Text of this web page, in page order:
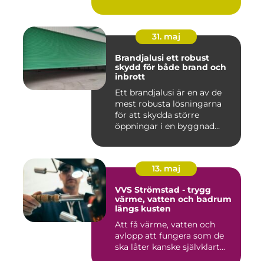
31. maj
Brandjalusi ett robust
skydd för både brand och
inbrott
Ett brandjalusi är en av de
mest robusta lösningarna
för att skydda större
öppningar i en byggnad
13. maj
VVS Strömstad - trygg
värme, vatten och badrum
längs kusten
Att få värme, vatten och
avlopp att fungera som de
ska låter kanske självklart...